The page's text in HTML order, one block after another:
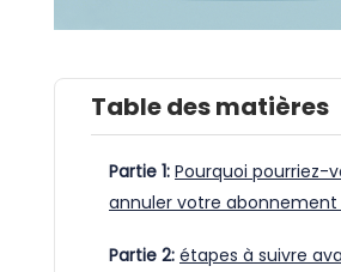
Table des matières
Partie 1: Pourquoi pourriez-
annuler votre abonnement
Partie 2: étapes à suivre